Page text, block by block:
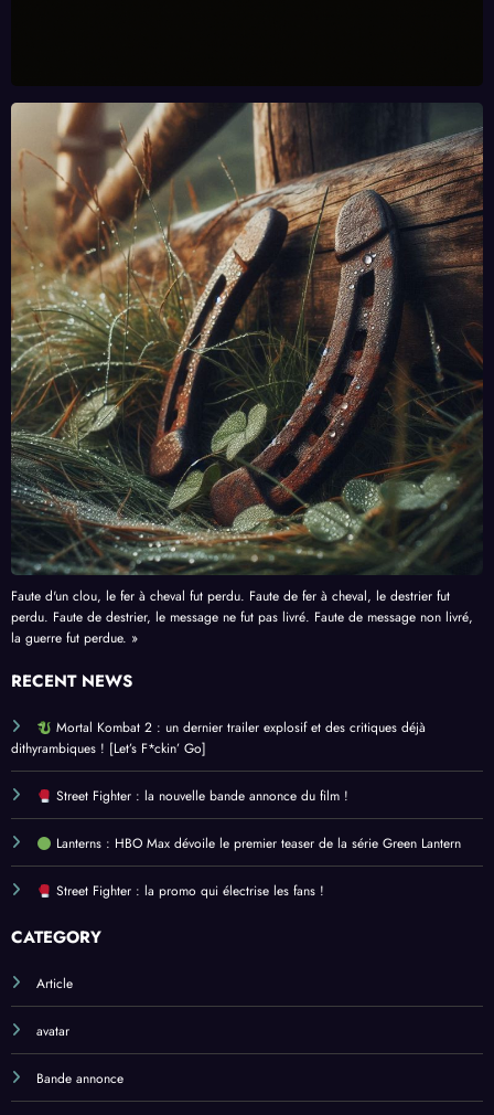
Faute d'un clou, le fer à cheval fut perdu. Faute de fer à cheval, le destrier fut
perdu. Faute de destrier, le message ne fut pas livré. Faute de message non livré,
la guerre fut perdue. »
RECENT NEWS
Mortal Kombat 2 : un dernier trailer explosif et des critiques déjà
dithyrambiques ! [Let’s F*ckin’ Go]
Street Fighter : la nouvelle bande annonce du film !
Lanterns : HBO Max dévoile le premier teaser de la série Green Lantern
Street Fighter : la promo qui électrise les fans !
CATEGORY
Article
avatar
Bande annonce